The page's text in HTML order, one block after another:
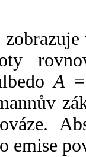
A
emise